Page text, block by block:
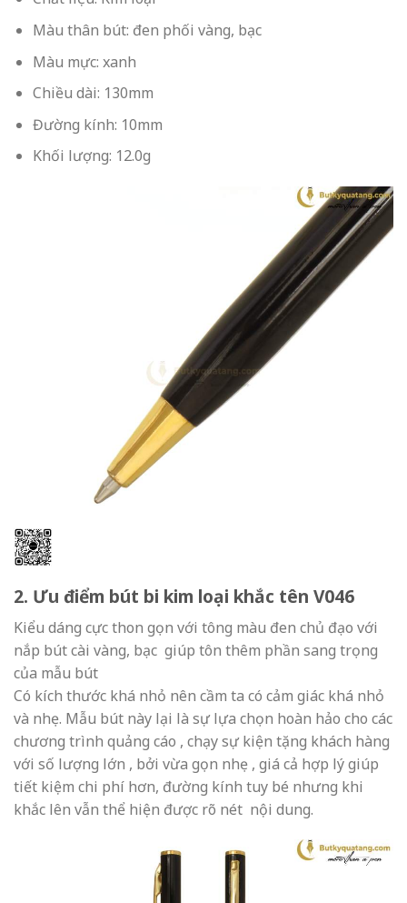
Màu thân bút: đen phối vàng, bạc
Màu mực: xanh
Chiều dài: 130mm
Đường kính: 10mm
Khối lượng: 12.0g
2. Ưu điểm bút bi kim loại khắc tên V046
Kiểu dáng cực thon gọn với tông màu đen chủ đạo với
nắp bút cài vàng, bạc giúp tôn thêm phần sang trọng
của mẫu bút
Có kích thước khá nhỏ nên cầm ta có cảm giác khá nhỏ
và nhẹ. Mẫu bút này lại là sự lựa chọn hoàn hảo cho các
chương trình quảng cáo , chạy sự kiện tặng khách hàng
với số lượng lớn , bởi vừa gọn nhẹ , giá cả hợp lý giúp
tiết kiệm chi phí hơn, đường kính tuy bé nhưng khi
khắc lên vẫn thể hiện được rõ nét nội dung.